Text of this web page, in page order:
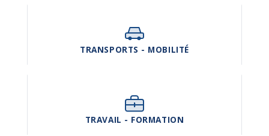
TRANSPORTS - MOBILITÉ
TRAVAIL - FORMATION